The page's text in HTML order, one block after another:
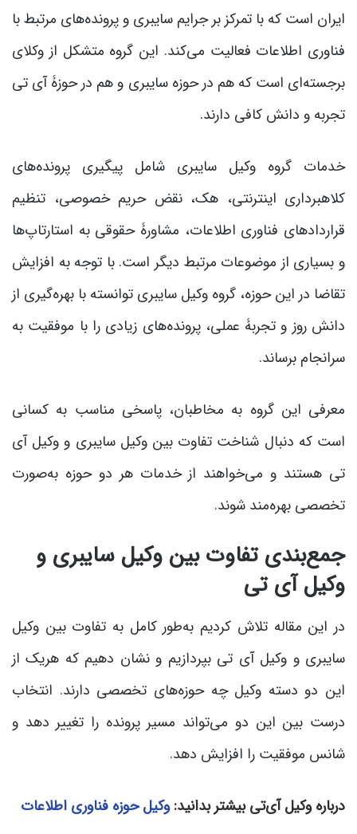
ایران است که با تمرکز بر جرایم سایبری و پرونده‌های مرتبط با
فناوری اطلاعات فعالیت می‌کند. این گروه متشکل از وکلای
برجسته‌ای است که هم در حوزه سایبری و هم در حوزۀ آی تی
تجربه و دانش کافی دارند.
خدمات گروه وکیل سایبری شامل پیگیری پرونده‌های
کلاهبرداری اینترنتی، هک، نقض حریم خصوصی، تنظیم
قراردادهای فناوری اطلاعات، مشاورۀ حقوقی به استارتاپ‌ها
و بسیاری از موضوعات مرتبط دیگر است. با توجه به افزایش
تقاضا در این حوزه، گروه وکیل سایبری توانسته با بهره‌گیری از
دانش روز و تجربۀ عملی، پرونده‌های زیادی را با موفقیت به
سرانجام برساند.
معرفی این گروه به مخاطبان، پاسخی مناسب به کسانی
است که دنبال شناخت تفاوت بین وکیل سایبری و وکیل آی
تی هستند و می‌خواهند از خدمات هر دو حوزه به‌صورت
تخصصی بهره‌مند شوند.
جمع‌بندی تفاوت بین وکیل سایبری و
وکیل آی تی
در این مقاله تلاش کردیم به‌طور کامل به تفاوت بین وکیل
سایبری و وکیل آی تی بپردازیم و نشان دهیم که هریک از
این دو دسته وکیل چه حوزه‌های تخصصی دارند. انتخاب
درست بین این دو می‌تواند مسیر پرونده را تغییر دهد و
شانس موفقیت را افزایش دهد.
دربارۀ وکیل آی‌تی بیشتر بدانید:وکیل حوزه فناوری اطلاعات